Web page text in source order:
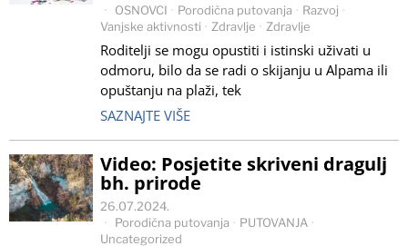
OSNOVCI · Porodična putovanja · Razvoj ·
Vanjske aktivnosti · Zdravlje · Zdravlje
Roditelji se mogu opustiti i istinski uživati u
odmoru, bilo da se radi o skijanju u Alpama ili
opuštanju na plaži, tek
SAZNAJTE VIŠE
Video: Posjetite skriveni dragulj
bh. prirode
26.07.2024.
Porodična putovanja · PUTOVANJA ·
Uncategorized